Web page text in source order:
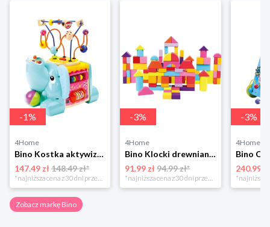
-1%
4Home
Bino Kostka aktywizująca Słoń, niebieski
147.49 zł148.49 zł*
-3%
4Home
Bino Klocki drewniane w wiaderku 100 szt., różowy
91.99 zł 94.99 zł*
-3%
4Home
Bino
240.99 zł
Zobacz markę Bino